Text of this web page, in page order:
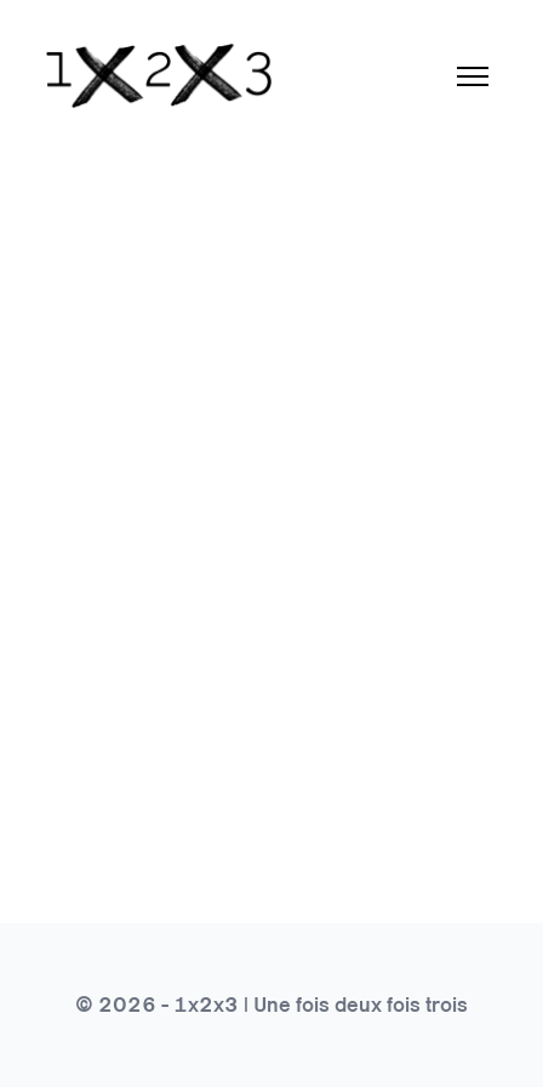
© 2026 - 1x2x3 | Une fois deux fois trois